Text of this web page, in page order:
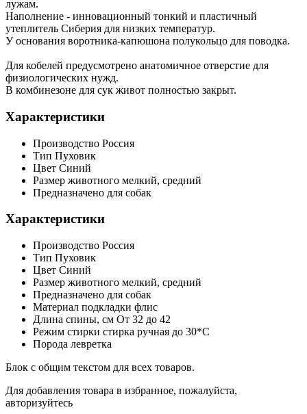
лужам.
Наполнение - инновационный тонкий и пластичный
утеплитель Сиберия для низких температур.
У основания воротника-капюшона полукольцо для поводка.
Для кобелей предусмотрено анатомичное отверстие для
физиологических нужд.
В комбинезоне для сук живот полностью закрыт.
Характеристики
Производство Россия
Тип Пуховик
Цвет Синий
Размер животного мелкий, средний
Предназначено для собак
Характеристики
Производство Россия
Тип Пуховик
Цвет Синий
Размер животного мелкий, средний
Предназначено для собак
Материал подкладки флис
Длина спины, см От 32 до 42
Режим стирки стирка ручная до 30*С
Порода левретка
Блок с общим текстом для всех товаров.
Для добавления товара в избранное, пожалуйста,
авторизуйтесь